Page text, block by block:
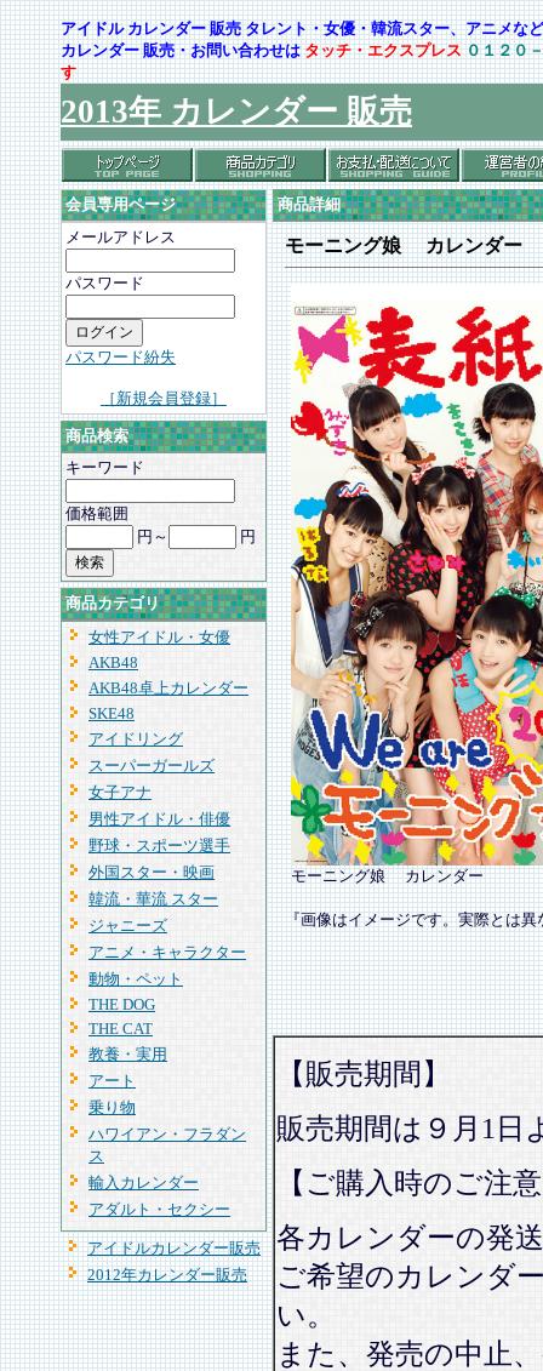
アイドル カレンダー 販売 タレント・女優・韓流スター、アニメ
カレンダー 販売・お問い合わせはタッチ・エクスプレス ０１２０
す
2013年 カレンダー 販売
会員専用ページ
メールアドレス
パスワード
パスワード紛失
［新規会員登録］
商品検索
キーワード
価格範囲
円～
円
商品カテゴリ
女性アイドル・女優
AKB48
AKB48卓上カレンダー
SKE48
アイドリング
スーパーガールズ
女子アナ
男性アイドル・俳優
野球・スポーツ選手
外国スター・映画
韓流・華流 スター
ジャニーズ
アニメ・キャラクター
動物・ペット
THE DOG
THE CAT
教養・実用
アート
乗り物
ハワイアン・フラダン
ス
輸入カレンダー
アダルト・セクシー
アイドルカレンダー販売
2012年カレンダー販売
商品詳細
モーニング娘 カレンダー
モーニング娘 カレンダー
『画像はイメージです。実際とは
【販売期間】
販売期間は９月1日
【ご購入時のご注
各カレンダーの発
ご希望のカレンダ
い。
また、発売の中止